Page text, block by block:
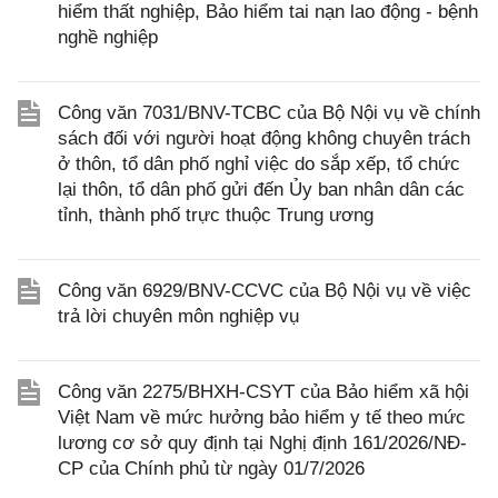
hiểm thất nghiệp, Bảo hiểm tai nạn lao động - bệnh
nghề nghiệp
Công văn 7031/BNV-TCBC của Bộ Nội vụ về chính
sách đối với người hoạt động không chuyên trách
ở thôn, tổ dân phố nghỉ việc do sắp xếp, tổ chức
lại thôn, tổ dân phố gửi đến Ủy ban nhân dân các
tỉnh, thành phố trực thuộc Trung ương
Công văn 6929/BNV-CCVC của Bộ Nội vụ về việc
trả lời chuyên môn nghiệp vụ
Công văn 2275/BHXH-CSYT của Bảo hiểm xã hội
Việt Nam về mức hưởng bảo hiểm y tế theo mức
lương cơ sở quy định tại Nghị định 161/2026/NĐ-
CP của Chính phủ từ ngày 01/7/2026